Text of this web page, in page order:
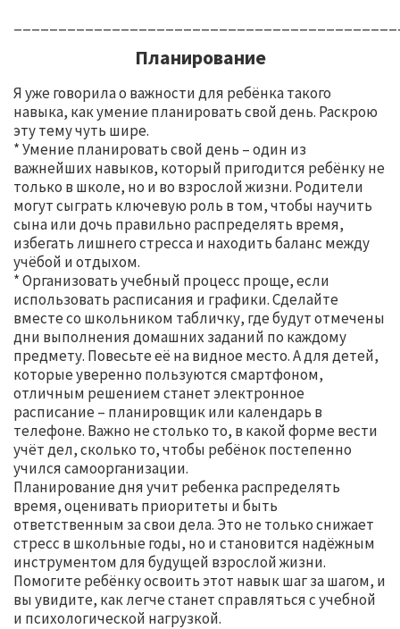
Планирование
Я уже говорила о важности для ребёнка такого
навыка, как умение планировать свой день. Раскрою
эту тему чуть шире.
* Умение планировать свой день – один из
важнейших навыков, который пригодится ребёнку не
только в школе, но и во взрослой жизни. Родители
могут сыграть ключевую роль в том, чтобы научить
сына или дочь правильно распределять время,
избегать лишнего стресса и находить баланс между
учёбой и отдыхом.
* Организовать учебный процесс проще, если
использовать расписания и графики. Сделайте
вместе со школьником табличку, где будут отмечены
дни выполнения домашних заданий по каждому
предмету. Повесьте её на видное место. А для детей,
которые уверенно пользуются смартфоном,
отличным решением станет электронное
расписание – планировщик или календарь в
телефоне. Важно не столько то, в какой форме вести
учёт дел, сколько то, чтобы ребёнок постепенно
учился самоорганизации.
Планирование дня учит ребенка распределять
время, оценивать приоритеты и быть
ответственным за свои дела. Это не только снижает
стресс в школьные годы, но и становится надёжным
инструментом для будущей взрослой жизни.
Помогите ребёнку освоить этот навык шаг за шагом, и
вы увидите, как легче станет справляться с учебной
и психологической нагрузкой.